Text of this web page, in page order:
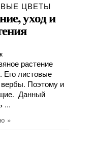
ЦВЕТЫ
уход и
растение
Его листовые
Поэтому и
Данный
...
»